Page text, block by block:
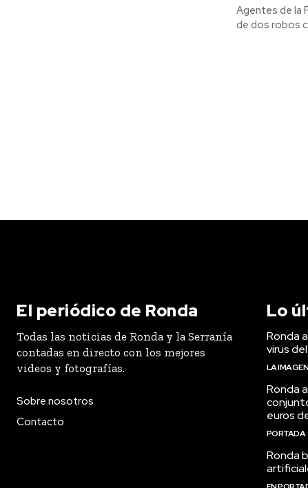
Agentes de la Policía
de dos robos
El periódico de Ronda
Todas las noticias de Ronda y la Serranía
contadas en directo con los mejores
videos y fotografías.
Sobre nosotros
Contacto
Lo
Ronda
virus
LA
Ronda
euros
PORTADA
Ronda